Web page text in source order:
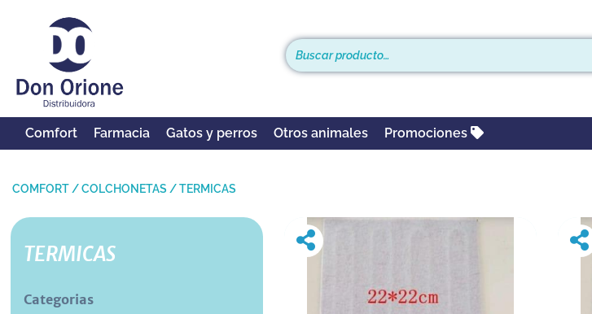
Comfort Farmacia Gatos y perros Otros animales Promociones
COMFORT /COLCHONETAS /TERMICAS
TERMICAS
Categorias